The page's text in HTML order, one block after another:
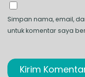
Simpan nama, email,
untuk komentar saya